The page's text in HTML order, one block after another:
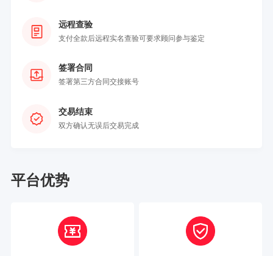
远程查验
支付全款后远程实名查验可要求顾问参与鉴定
签署合同
签署第三方合同交接账号
交易结束
双方确认无误后交易完成
平台优势